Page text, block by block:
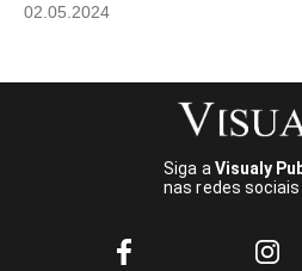
02.05.2024
Siga a Visualy
nas redes sociais